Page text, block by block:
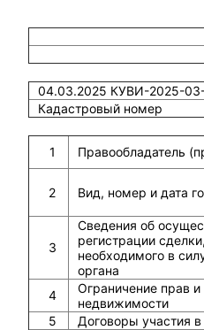
04.03.2025 КУВИ-2025-
Кадастровый номер
1 Правообладатель
2 Вид, номер и дата
3
Сведения об
регистрации
необходимого в
органа
4
Ограничение прав
недвижимости
5
Договоры участия